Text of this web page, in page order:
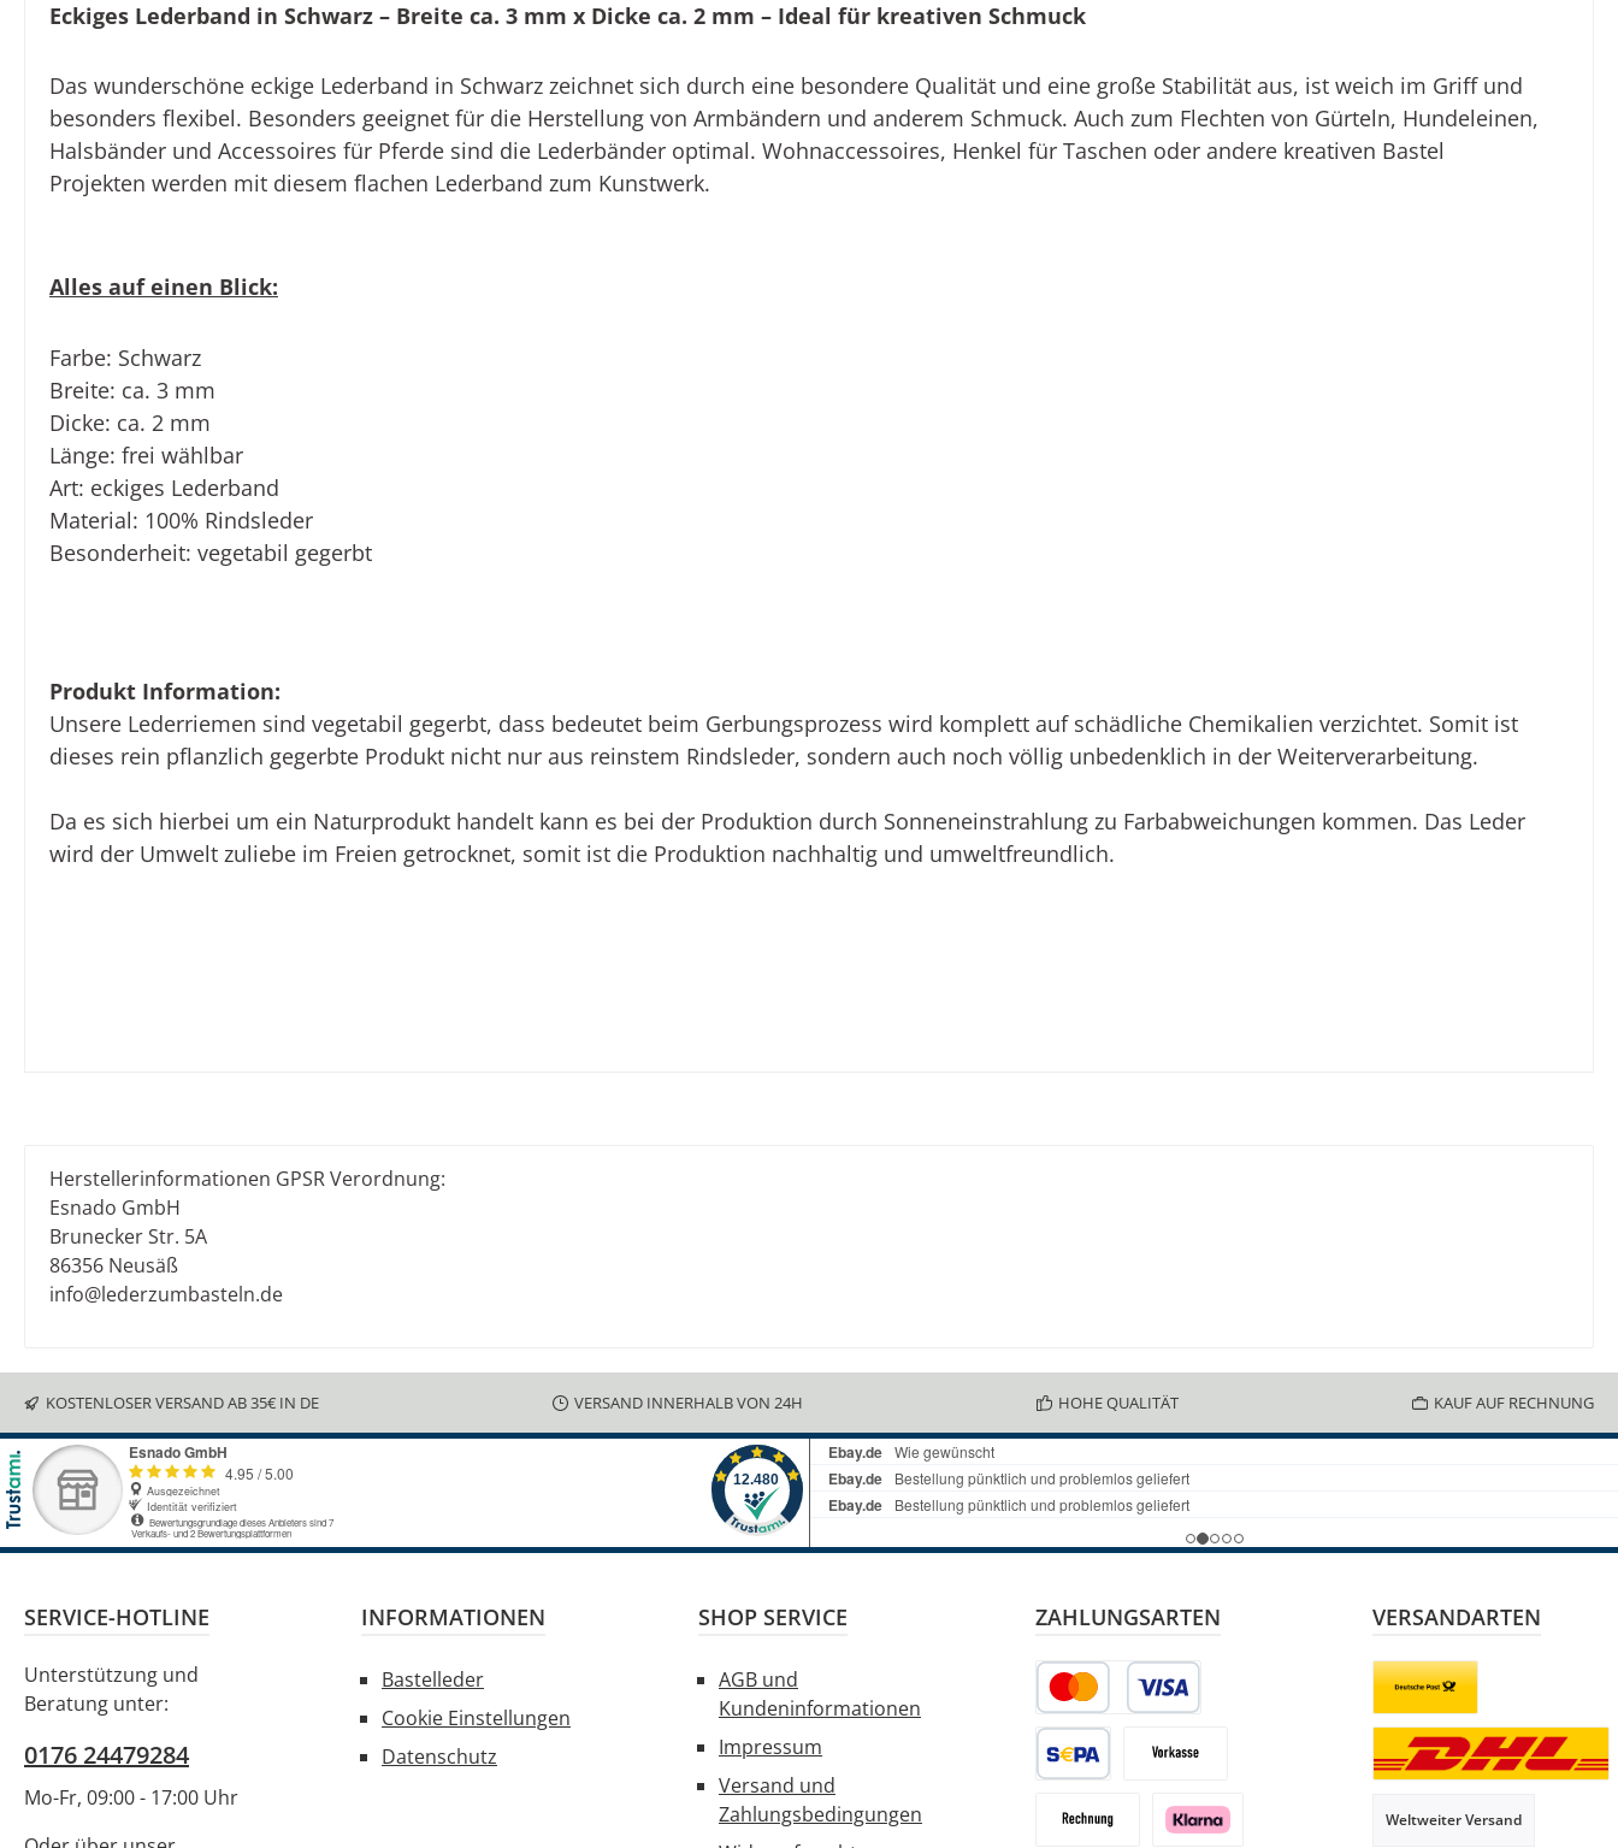
Eckiges Lederband in Schwarz – Breite ca. 3 mm x Dicke ca. 2 mm – Ideal für kreativen Schmuck
Das wunderschöne eckige Lederband in Schwarz zeichnet sich durch eine besondere Qualität und eine große Stabilität aus, ist weich im Griff und
besonders flexibel. Besonders geeignet für die Herstellung von Armbändern und anderem Schmuck. Auch zum Flechten von Gürteln, Hundeleinen,
Halsbänder und Accessoires für Pferde sind die Lederbänder optimal. Wohnaccessoires, Henkel für Taschen oder andere kreativen Bastel
Projekten werden mit diesem flachen Lederband zum Kunstwerk.
Alles auf einen Blick:
Farbe: Schwarz
Breite: ca. 3 mm
Dicke: ca. 2 mm
Länge: frei wählbar
Art: eckiges Lederband
Material: 100% Rindsleder
Besonderheit: vegetabil gegerbt
Produkt Information:
Unsere Lederriemen sind vegetabil gegerbt, dass bedeutet beim Gerbungsprozess wird komplett auf schädliche Chemikalien verzichtet. Somit ist
dieses rein pflanzlich gegerbte Produkt nicht nur aus reinstem Rindsleder, sondern auch noch völlig unbedenklich in der Weiterverarbeitung.
Da es sich hierbei um ein Naturprodukt handelt kann es bei der Produktion durch Sonneneinstrahlung zu Farbabweichungen kommen. Das Leder
wird der Umwelt zuliebe im Freien getrocknet, somit ist die Produktion nachhaltig und umweltfreundlich.
Herstellerinformationen GPSR Verordnung:
Esnado GmbH
Brunecker Str. 5A
86356 Neusäß
info@lederzumbasteln.de
KOSTENLOSER VERSAND AB 35€ IN DE VERSAND INNERHALB VON 24H HOHE QUALITÄT KAUF AUF RECHNUNG
SERVICE-HOTLINE
Unterstützung und
Beratung unter:
0176 24479284
Mo-Fr, 09:00 - 17:00 Uhr
INFORMATIONEN
Bastelleder
Cookie Einstellungen
Datenschutz
SHOP SERVICE
AGB und
Kundeninformationen
Impressum
Versand und
Zahlungsbedingungen
VERSANDARTEN
Briefsendung
Weltweiter Versand
ZAHLUNGSARTEN
Kredit- oder Debitkarte